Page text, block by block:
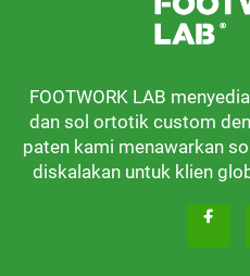
FOOTWORK LAB
dan sol ortotik custom
paten kami menawarkan
diskalakan untuk klien